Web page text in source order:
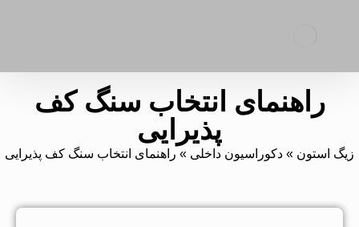
راهنمای انتخاب سنگ کف
پذیرایی
زیگ استون » دکوراسیون داخلی » راهنمای انتخاب سنگ کف پذیرایی